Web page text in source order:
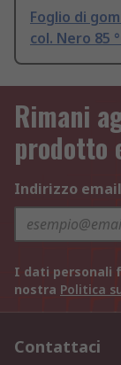
Foglio di
col. Nero 85
Rimani
prodotto
Indirizzo email
I dati personali
nostra Politica
Contattaci